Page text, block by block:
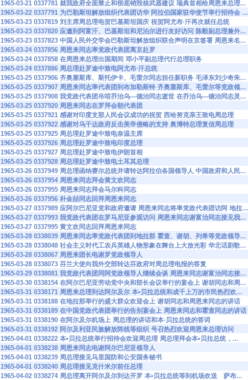
1965-03-21 0337781 就我政府全面禁止和彻底销毁核武器建议 瑞典首相给周恩来总理...
1965-03-22 0337791 为巴勒斯坦解放组织代表团访华 阿拉伯国家驻华使节举行招待会 ...
1965-03-23 0337819 刘主席周总理电贺巴基斯坦国庆 祝贺阿尤布·汗再次就任总统
1965-03-23 0337820 应邀到阿富汗、巴基斯坦和尼泊尔进行友好访问 陈毅副总理兼外...
1965-03-23 0337823 中国人民外交学会巴勒斯坦解放组织联合声明在京签署 周恩来名...
1965-03-24 0337856 周恩来同志率党政代表团离京赴罗
1965-03-24 0337858 在周恩来总理出国期间 邓小平副总理代行总理职务
1965-03-24 0337886 周总理赴罗途中致电阿尤布·汗总统
1965-03-25 0337906 齐奥塞斯库、斯托伊卡、毛雷尔同志担任新职务 毛泽东刘少奇朱...
1965-03-25 0337907 周恩来同志率代表团到布加勒斯特 齐奥塞斯库、毛雷尔等党政领...
1965-03-25 0337908 我党政代表团吊唁乔治乌—德治同志逝世 在乔治乌—德治同志灵...
1965-03-25 0337920 周恩来同志在罗拜会朝代表团
1965-03-25 0337921 感谢对印度支那人民会议成功的祝贺 西哈努克亲王致电周总理
1965-03-25 0337922 感谢对乌干达政府反击美帝侵略的支持 奥博特总理复信周总理
1965-03-25 0337925 周总理赴罗途中致电奈温主席
1965-03-25 0337926 周总理赴罗途中致电印度总理
1965-03-25 0337927 周总理赴罗途中致电伊朗首相
1965-03-25 0337928 周总理赴罗途中致电土耳其总理
1965-03-26 0337949 周总理函纳赛尔总统并请转达阿拉伯各国领导人 中国政府和人民...
1965-03-26 0337954 周恩来同志拜会黄文欢同志
1965-03-26 0337955 周恩来同志拜会马尔科同志
1965-03-26 0337956 朴金喆同志回拜周恩来同志
1965-03-27 0337989 应阿尔巴尼亚党和政府邀请 周恩来同志将率党政代表团访阿 地拉...
1965-03-27 0337993 我党政代表团在罗马尼亚参观访问 周恩来同志谢富治同志接见我...
1965-03-27 0337995 黄文欢同志回拜周恩来同志
1965-03-28 0338039 周恩来同志率党政代表团到地拉那 霍查、谢胡、列希等党政领导...
1965-03-28 0338048 社会主义时代工农兵英雄人物形象在舞台上大放光彩 华北话剧歌...
1965-03-28 0338067 周恩来团长电谢罗党政领导人
1965-03-28 0338073 芬兰大使向我外交部转达芬政府对周总理电报的答复
1965-03-29 0338081 我党政代表团同阿党政领导人继续会谈 周恩来同志谢富治同志接...
1965-03-30 0338154 在阿尔巴尼亚劳动党中央和部长会议举行的宴会上 谢胡同志和周...
1965-03-31 0338171 周恩来总理到达阿尔及尔 本•贝拉总统和成千上万的市民热烈欢...
1965-03-31 0338188 在地拉那举行的盛大群众欢迎会上 谢胡同志和周恩来同志的讲话
1965-03-31 0338189 在中国党政代表团举行的告别宴会上 周恩来同志和霍查同志的讲话
1965-03-31 0338190 在阿尔及尔机场上 周总理的讲话和本·贝拉总统的答词
1965-03-31 0338192 阿尔及利亚民族解放阵线等组织 号召热烈欢迎周恩来总理访问
1965-04-01 0338222 本•贝拉总统举行招待会欢迎周总理 周总理拜会本•贝拉总统，...
1965-04-01 0338238 周恩来同志电谢阿尔巴尼亚领导人
1965-04-01 0338239 周总理接见马里国防和公安国务秘书
1965-04-01 0338240 周总理接见克什米尔前任总理
1965-04-02 0338274 周总理离开阿尔及尔到达开罗 本•贝拉总统等到机场欢送 萨布...